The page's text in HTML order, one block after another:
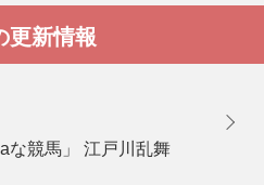
更新情報
な競馬」 江戸川乱舞